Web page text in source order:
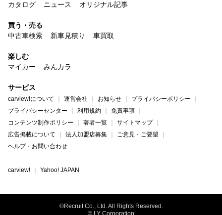
カタログ
ニュース オリジナル記事
買う・売る
中古車検索
新車見積り 車買取
楽しむ
マイカー
みんカラ
サービス
carview!について 運営会社 お知らせ
プライバシーポリシー
プライバシーセンター
利用規約
免責事項
コンテンツ制作ポリシー
著者一覧
サイトマップ
広告掲載について
法人加盟店募集
ご意見・ご要望
ヘルプ・お問い合わせ
carview! Yahoo! JAPAN
©Recruit Co., Ltd. All Rights Reserved.